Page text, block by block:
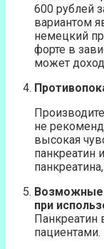
600 рублей
вариантом
немецкий
форте в
может
не
высокая
панкреатин
Возможные
при
Панкреатин
пациентами.